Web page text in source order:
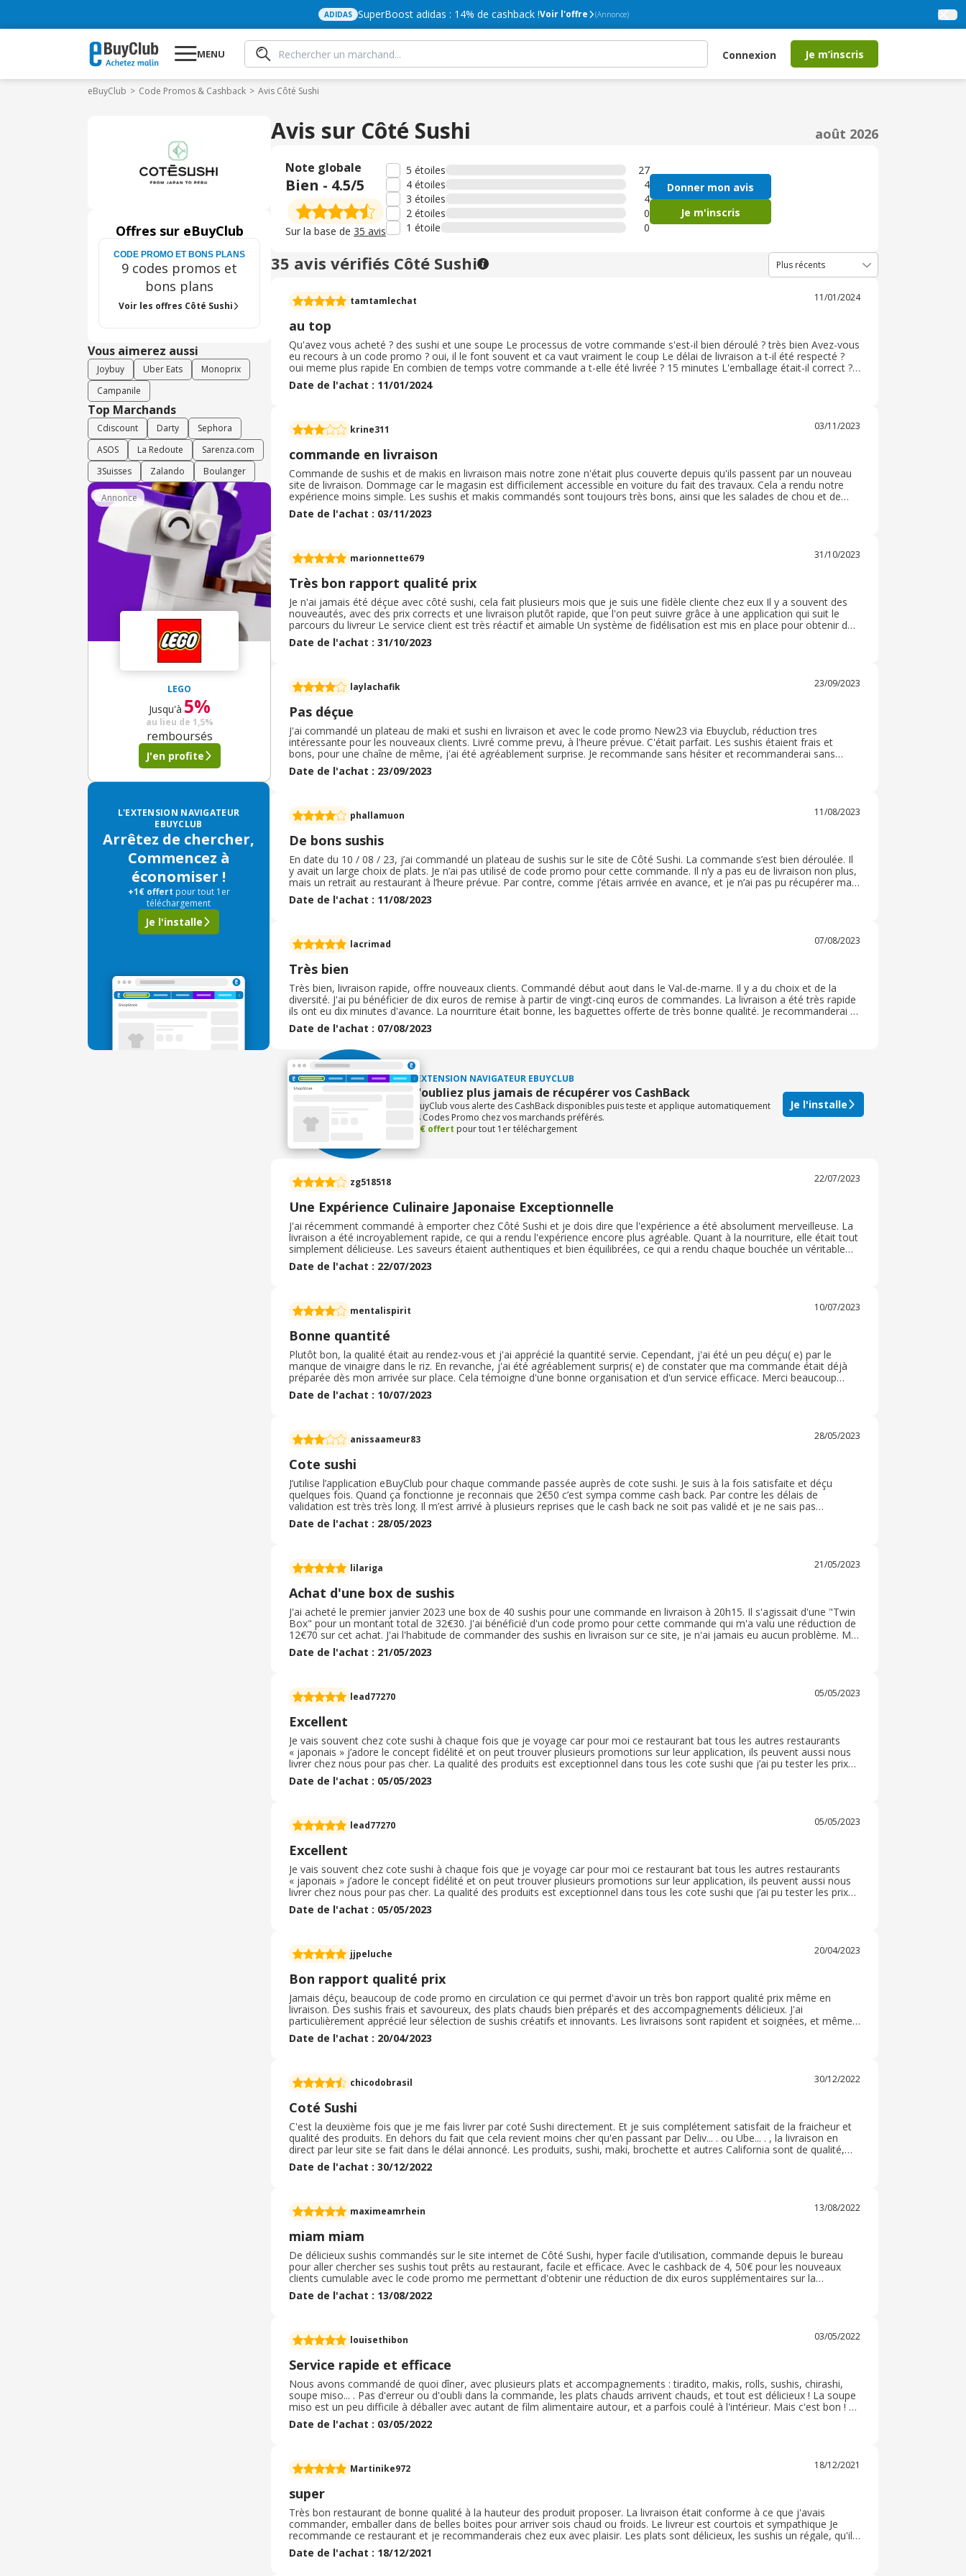
ADIDAS SuperBoost adidas : 14% de cashback !Voir l'offre (Annonce)
MENU Connexion Je m’inscris
eBuyClub Code Promos & Cashback Avis Côté Sushi
Offres sur eBuyClub
CODE PROMO ET BONS PLANS
9 codes promos et
bons plans
Voir les offres Côté Sushi
Vous aimerez aussi
Joybuy Uber Eats
Monoprix
Campanile
Top Marchands
Cdiscount Darty
Sephora
ASOS
La Redoute
Sarenza.com
3Suisses
Zalando Boulanger
LEGO
Jusqu'à 5%
au lieu de 1,5%
remboursés
J'en profite
Annonce
L'EXTENSION NAVIGATEUR
EBUYCLUB
Arrêtez de chercher,
Commencez à
économiser !
+1€ offert pour tout 1er
téléchargement
Je l'installe
Avis sur Côté Sushi août 2026
Note globale
Bien - 4.5/5
Sur la base de 35 avis
5 étoiles
27
4 étoiles
4
3 étoiles
4
2 étoiles
0
1 étoile
0
Donner mon avis
Je m'inscris
35 avis vérifiés Côté Sushi
tamtamlechat 11/01/2024
au top
Qu'avez vous acheté ? des sushi et une soupe Le processus de votre commande s'est-il bien déroulé ? très bien Avez-vous
eu recours à un code promo ? oui, il le font souvent et ca vaut vraiment le coup Le délai de livraison a t-il été respecté ?
oui meme plus rapide En combien de temps votre commande a t-elle été livrée ? 15 minutes L'emballage était-il correct ?
très bien Les articles achetés étaient-ils conformes à ce que vous avez commandé ? oui La qualité était elle au niveau de
ce que vous pensiez ? oui c'est toujours très bon à coté sushi
Date de l'achat : 11/01/2024
krine311 03/11/2023
commande en livraison
Commande de sushis et de makis en livraison mais notre zone n'était plus couverte depuis qu'ils passent par un nouveau
site de livraison. Dommage car le magasin est difficilement accessible en voiture du fait des travaux. Cela a rendu notre
expérience moins simple. Les sushis et makis commandés sont toujours très bons, ainsi que les salades de chou et de
wakame. Je recommande ce restaurant pour la qualité de ses sushis et makis mais pas très accessible. l'accueil
téléphonique n'est pas toujours simple non plus.
Date de l'achat : 03/11/2023
marionnette679 31/10/2023
Très bon rapport qualité prix
Je n'ai jamais été déçue avec côté sushi, cela fait plusieurs mois que je suis une fidèle cliente chez eux Il y a souvent des
nouveautés, avec des prix corrects et une livraison plutôt rapide, que l'on peut suivre grâce à une application qui suit le
parcours du livreur Le service client est très réactif et aimable Un système de fidélisation est mis en place pour obtenir des
réductions sur le montant de votre commande de cinq ou dix euros Je recommande ce marchand, il vaut à être connu sur
Nice,
Date de l'achat : 31/10/2023
laylachafik 23/09/2023
Pas déçue
J'ai commandé un plateau de maki et sushi en livraison et avec le code promo New23 via Ebuyclub, réduction tres
intéressante pour les nouveaux clients. Livré comme prevu, à l'heure prévue. C'était parfait. Les sushis étaient frais et
bons, pour une chaîne de même, j'ai été agréablement surprise. Je recommande sans hésiter et recommanderai sans
hésiter chez cemarchand. Nous n'avons pas été déçus. Je trouve que les prix sont abordables, on trouve de tout, plats
froids, chauds, salades, différents yakitoris et même les desserts.
Date de l'achat : 23/09/2023
phallamuon 11/08/2023
De bons sushis
En date du 10 / 08 / 23, j’ai commandé un plateau de sushis sur le site de Côté Sushi. La commande s’est bien déroulée. Il
y avait un large choix de plats. Je n’ai pas utilisé de code promo pour cette commande. Il n’y a pas eu de livraison non plus,
mais un retrait au restaurant à l’heure prévue. Par contre, comme j’étais arrivée en avance, et je n’ai pas pu récupérer ma
commande avant. Rien à signaler à propos de l’emballage. Tout était correctement emballé. La commande était conforme
et les sushis étaient bons. De plus, il n’y avait personne dans le restaurant, ce qui est parfait car je déteste la foule et les
Date de l'achat : 11/08/2023
lacrimad 07/08/2023
Très bien
Très bien, livraison rapide, offre nouveaux clients. Commandé début aout dans le Val-de-marne. Il y a du choix et de la
diversité. J'ai pu bénéficier de dix euros de remise à partir de vingt-cinq euros de commandes. La livraison a été très rapide
ils ont eu dix minutes d'avance. La nourriture était bonne, les baguettes offerte de très bonne qualité. Je recommanderai à
mes amis. Il est préférable par contre de passer directement commande par leur site, cela revenant moins cher et vous
permettant d'accumuler des points.
Date de l'achat : 07/08/2023
L'EXTENSION NAVIGATEUR EBUYCLUB
N'oubliez plus jamais de récupérer vos CashBack
eBuyClub vous alerte des CashBack disponibles puis teste et applique automatiquement
les Codes Promo chez vos marchands préférés.
+1€ offert pour tout 1er téléchargement
Je l'installe
zg518518 22/07/2023
Une Expérience Culinaire Japonaise Exceptionnelle
J'ai récemment commandé à emporter chez Côté Sushi et je dois dire que l'expérience a été absolument merveilleuse. La
livraison a été incroyablement rapide, ce qui a rendu l'expérience encore plus agréable. Quant à la nourriture, elle était tout
simplement délicieuse. Les saveurs étaient authentiques et bien équilibrées, ce qui a rendu chaque bouchée un véritable
délice. C'est clairement un restaurant qui se soucie de la qualité de ses plats et cela se reflète dans le goût de leur cuisine.
Je recommande vivement Côté Sushi à tous ceux qui cherchent à savourer une excellente cuisine japonaise. Vous ne serez
Date de l'achat : 22/07/2023
mentalispirit 10/07/2023
Bonne quantité
Plutôt bon, la qualité était au rendez-vous et j'ai apprécié la quantité servie. Cependant, j'ai été un peu déçu( e) par le
manque de vinaigre dans le riz. En revanche, j'ai été agréablement surpris( e) de constater que ma commande était déjà
préparée dès mon arrivée sur place. Cela témoigne d'une bonne organisation et d'un service efficace. Merci beaucoup
pour cette expérience globalement positive ! Merci encore c'était vraiment une bonne expérience, je pense que je
recommanderai à l'avenir à Metz dans la boutique en ville place de la république
Date de l'achat : 10/07/2023
anissaameur83 28/05/2023
Cote sushi
J’utilise l’application eBuyClub pour chaque commande passée auprès de cote sushi. Je suis à la fois satisfaite et déçu
quelques fois. Quand ça fonctionne je reconnais que 2€50 c’est sympa comme cash back. Par contre les délais de
validation est très très long. Il m’est arrivé à plusieurs reprises que le cash back ne soit pas validé et je ne sais pas
pourquoi. J’ai bien activer ce qu’il faut . Je répète la même procédure et ce n’est pas acceptable. Aucune explication je
trouve ça dommage. Une explication claire serait là bienvenue.
Date de l'achat : 28/05/2023
lilariga 21/05/2023
Achat d'une box de sushis
J'ai acheté le premier janvier 2023 une box de 40 sushis pour une commande en livraison à 20h15. Il s'agissait d'une "Twin
Box" pour un montant total de 32€30. J'ai bénéficié d'un code promo pour cette commande qui m'a valu une réduction de
12€70 sur cet achat. J'ai l'habitude de commander des sushis en livraison sur ce site, je n'ai jamais eu aucun problème. Ma
commande est arrivée à l'heure ce jour avec les articles supplémentaires que j'avais demandé ( baguettes, wasabi,
gingembre et sauces soja) . Je recommande !
Date de l'achat : 21/05/2023
lead77270 05/05/2023
Excellent
Je vais souvent chez cote sushi à chaque fois que je voyage car pour moi ce restaurant bat tous les autres restaurants
« japonais » j’adore le concept fidélité et on peut trouver plusieurs promotions sur leur application, ils peuvent aussi nous
livrer chez nous pour pas cher. La qualité des produits est exceptionnel dans tous les cote sushi que j’ai pu tester les prix
sont aussi raisonnable. Le seul problème c’est que certains cote sushi coupent un peu trop grossièrement les tranches de
sashimi ou le poulet frit on le retrouve souvent en petits morceaux mais cela n’empêche pas qu’à chaque fois je prend du
Date de l'achat : 05/05/2023
lead77270 05/05/2023
Excellent
Je vais souvent chez cote sushi à chaque fois que je voyage car pour moi ce restaurant bat tous les autres restaurants
« japonais » j’adore le concept fidélité et on peut trouver plusieurs promotions sur leur application, ils peuvent aussi nous
livrer chez nous pour pas cher. La qualité des produits est exceptionnel dans tous les cote sushi que j’ai pu tester les prix
sont aussi raisonnable. Le seul problème c’est que certains cote sushi coupent un peu trop grossièrement les tranches de
sashimi ou le poulet frit on le retrouve souvent en petits morceaux mais cela n’empêche pas qu’à chaque fois je prend du
Date de l'achat : 05/05/2023
jjpeluche 20/04/2023
Bon rapport qualité prix
Jamais déçu, beaucoup de code promo en circulation ce qui permet d'avoir un très bon rapport qualité prix même en
livraison. Des sushis frais et savoureux, des plats chauds bien préparés et des accompagnements délicieux. J'ai
particulièrement apprécié leur sélection de sushis créatifs et innovants. Les livraisons sont rapident et soignées, et même
lors d'un oublie nous avons appelé le restaurant qui nous a fait un petit geste Sur place le personnel était très accueillant
et sympathique. Je recommande se restaurant.
Date de l'achat : 20/04/2023
chicodobrasil 30/12/2022
Coté Sushi
C'est la deuxième fois que je me fais livrer par coté Sushi directement. Et je suis complétement satisfait de la fraicheur et
qualité des produits. En dehors du fait que cela revient moins cher qu'en passant par Deliv... . ou Ube... . , la livraison en
direct par leur site se fait dans le délai annoncé. Les produits, sushi, maki, brochette et autres California sont de qualité,
frais, bien réalisés et bien emballés. Le menu propose des recettes à découvrir que vous ne trouvez pas ailleurs, et
renouvelle son offre dans le cadre d'opérations ponctuelles. L'enseigne vous propose également un programme fidélité
Date de l'achat : 30/12/2022
maximeamrhein 13/08/2022
miam miam
De délicieux sushis commandés sur le site internet de Côté Sushi, hyper facile d'utilisation, commande depuis le bureau
pour aller chercher ses sushis tout prêts au restaurant, facile et efficace. Avec le cashback de 4, 50€ pour les nouveaux
clients cumulable avec le code promo me permettant d'obtenir une réduction de dix euros supplémentaires sur la
commande, ça m'est revenu à un menu acheté pour un menu offert, parfait pour une première expérience ! La cerise sur
le gâteau et le plus important étant que les sushis étaient délicieux et fins.
Date de l'achat : 13/08/2022
louisethibon 03/05/2022
Service rapide et efficace
Nous avons commandé de quoi dîner, avec plusieurs plats et accompagnements : tiradito, makis, rolls, sushis, chirashi,
soupe miso... . Pas d'erreur ou d'oubli dans la commande, les plats chauds arrivent chauds, et tout est délicieux ! La soupe
miso est un peu difficile à déballer avec autant de film alimentaire autour, et a parfois coulé à l'intérieur. Mais c'est bon ! La
livraison peut néanmoins parfois prendre un peu de retard. Si vous les appelez, ils vous diront approximativement quand la
commande peut arriver.
Date de l'achat : 03/05/2022
Martinike972 18/12/2021
super
Très bon restaurant de bonne qualité à la hauteur des produit proposer. La livraison était conforme à ce que j'avais
commander, emballer dans de belles boites pour arriver sois chaud ou froids. Le livreur est courtois et sympathique Je
recommande ce restaurant et je recommanderais chez eux avec plaisir. Les plats sont délicieux, les sushis un régale, qu'ils
remplissent bien notre faim. Le petit plus de ce restaurant quand on passe la commande et qu'elle est payer et que les
produits ne sont plus disponible, la responsable nous appelle pour savoir si on veut les remplacer par autre produit sans
Date de l'achat : 18/12/2021